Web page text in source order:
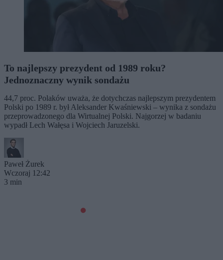
To najlepszy prezydent od 1989 roku?
Jednoznaczny wynik sondażu
44,7 proc. Polaków uważa, że dotychczas najlepszym prezydentem
Polski po 1989 r. był Aleksander Kwaśniewski – wynika z sondażu
przeprowadzonego dla Wirtualnej Polski. Najgorzej w badaniu
wypadł Lech Wałęsa i Wojciech Jaruzelski.
Paweł Żurek
Wczoraj 12:42
3 min